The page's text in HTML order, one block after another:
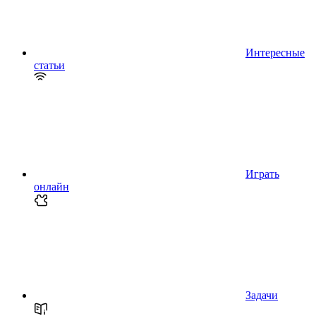
Интересные
статьи
Играть
онлайн
Задачи